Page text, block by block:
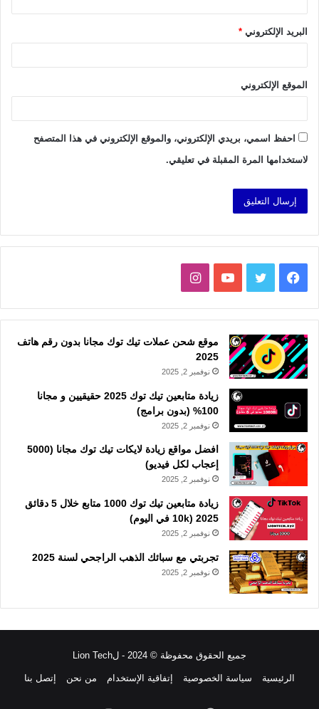
البريد الإلكتروني *
الموقع الإلكتروني
احفظ اسمي، بريدي الإلكتروني، والموقع الإلكتروني في هذا المتصفح
لاستخدامها المرة المقبلة في تعليقي.
فيسبوك تويتر يوتيوبانستقرام
موقع شحن عملات تيك توك مجانا بدون رقم هاتف
2025
نوفمبر 2, 2025
زيادة متابعين تيك توك 2025 حقيقيين و مجانا
100% (بدون برامج)
نوفمبر 2, 2025
افضل مواقع زيادة لايكات تيك توك مجانا (5000
إعجاب لكل فيديو)
نوفمبر 2, 2025
زيادة متابعين تيك توك 1000 متابع خلال 5 دقائق
2025 (10k في اليوم)
نوفمبر 2, 2025
تجربتي مع سبائك الذهب الراجحي لسنة 2025
نوفمبر 2, 2025
جميع الحقوق محفوظة © 2024 - لLion Tech
الرئيسية سياسة الخصوصية إتفاقية الإستخدام من نحن إتصل بنا